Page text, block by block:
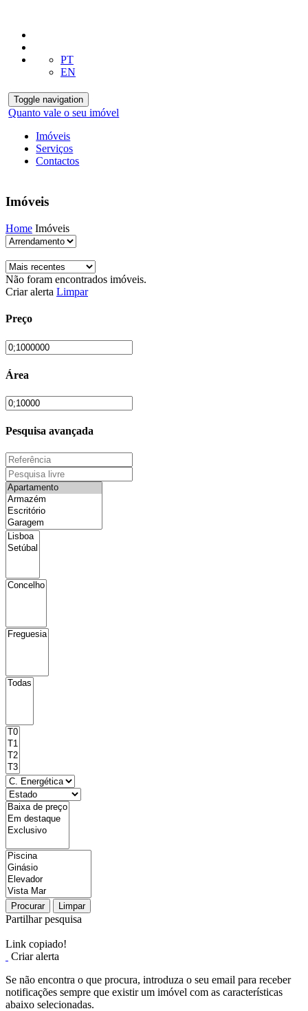
PT
EN
Toggle navigation
Quanto vale o seu imóvel
Imóveis
Serviços
Contactos
Imóveis
Home Imóveis
Não foram encontrados imóveis.
Criar alerta Limpar
Preço
Área
Pesquisa avançada
Procurar Limpar
Partilhar pesquisa
Link copiado!
Criar alerta
Se não encontra o que procura, introduza o seu email para receber
notificações sempre que existir um imóvel com as características
abaixo selecionadas.